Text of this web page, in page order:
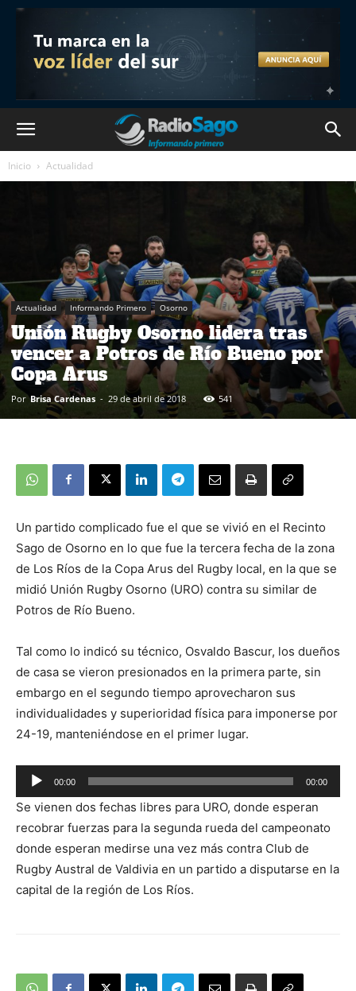
Inicio Actualidad
Actualidad Informando Primero Osorno
Unión Rugby Osorno lidera tras
vencer a Potros de Río Bueno por
Copa Arus
Por Brisa Cardenas - 29 de abril de 2018 541
Un partido complicado fue el que se vivió en el Recinto
Sago de Osorno en lo que fue la tercera fecha de la zona
de Los Ríos de la Copa Arus del Rugby local, en la que se
midió Unión Rugby Osorno (URO) contra su similar de
Potros de Río Bueno.
Tal como lo indicó su técnico, Osvaldo Bascur, los dueños
de casa se vieron presionados en la primera parte, sin
embargo en el segundo tiempo aprovecharon sus
individualidades y superioridad física para imponerse por
24-19, manteniéndose en el primer lugar.
Reproductor
de
audio
00:00 00:00
Se vienen dos fechas libres para URO, donde esperan
recobrar fuerzas para la segunda rueda del campeonato
donde esperan medirse una vez más contra Club de
Rugby Austral de Valdivia en un partido a disputarse en la
capital de la región de Los Ríos.